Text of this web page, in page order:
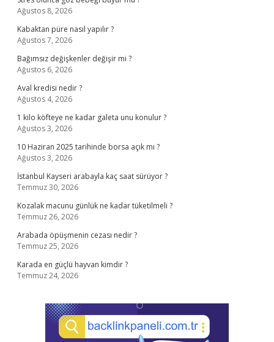
Ağustos 8, 2026
Kabaktan püre nasıl yapılır ?
Ağustos 7, 2026
Bağımsız değişkenler değişir mi ?
Ağustos 6, 2026
Aval kredisi nedir ?
Ağustos 4, 2026
1 kilo köfteye ne kadar galeta unu konulur ?
Ağustos 3, 2026
10 Haziran 2025 tarihinde borsa açık mı ?
Ağustos 3, 2026
İstanbul Kayseri arabayla kaç saat sürüyor ?
Temmuz 30, 2026
Kozalak macunu günlük ne kadar tüketilmeli ?
Temmuz 26, 2026
Arabada öpüşmenin cezası nedir ?
Temmuz 25, 2026
Karada en güçlü hayvan kimdir ?
Temmuz 24, 2026